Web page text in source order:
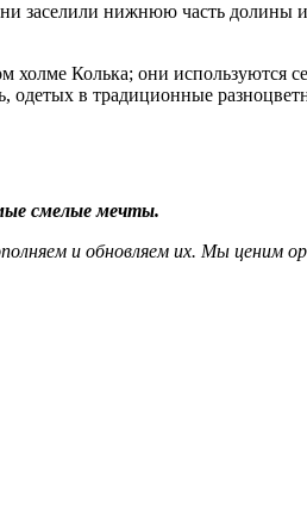
заселили нижнюю часть долины
Колька; они используются
в традиционные
смелые мечты.
и обновляем их. Мы ценим